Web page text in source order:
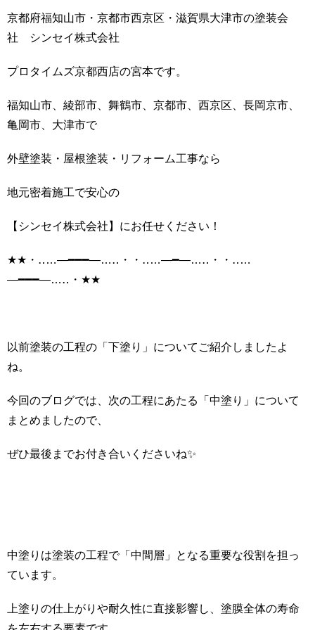
京都府福知山市・京都市西京区・滋賀県大津市の塗装会
社 シンセイ株式会社
プロタイムズ京都西店の宮本です。
福知山市、綾部市、舞鶴市、京都市、西京区、長岡京市、
亀岡市、大津市で
外壁塗装・屋根塗装・リフォーム工事なら
地元密着施工で安心の
【シンセイ株式会社】にお任せください！
★★ ・‥ …―━━━―…‥ ・・‥ …―━―…‥ ・・‥ …
―━━━―…‥ ・ ★★
以前塗装の工程の「下塗り」についてご紹介しましたよ
ね。
今回のブログでは、次の工程にあたる「中塗り」について
まとめましたので、
ぜひ最後までお付き合いくださいね✨
中塗りは塗装の工程で「中間層」となる重要な役割を担っ
ています。
上塗りの仕上がりや耐久性に直接影響し、塗膜全体の寿命